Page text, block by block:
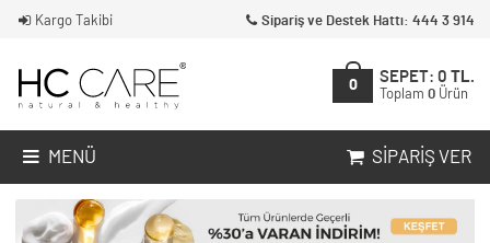
Kargo Takibi Sipariş ve Destek Hattı: 444 3 914
0
SEPET: 0 TL.
Toplam 0 Ürün
MENÜ SIPARIŞ VER